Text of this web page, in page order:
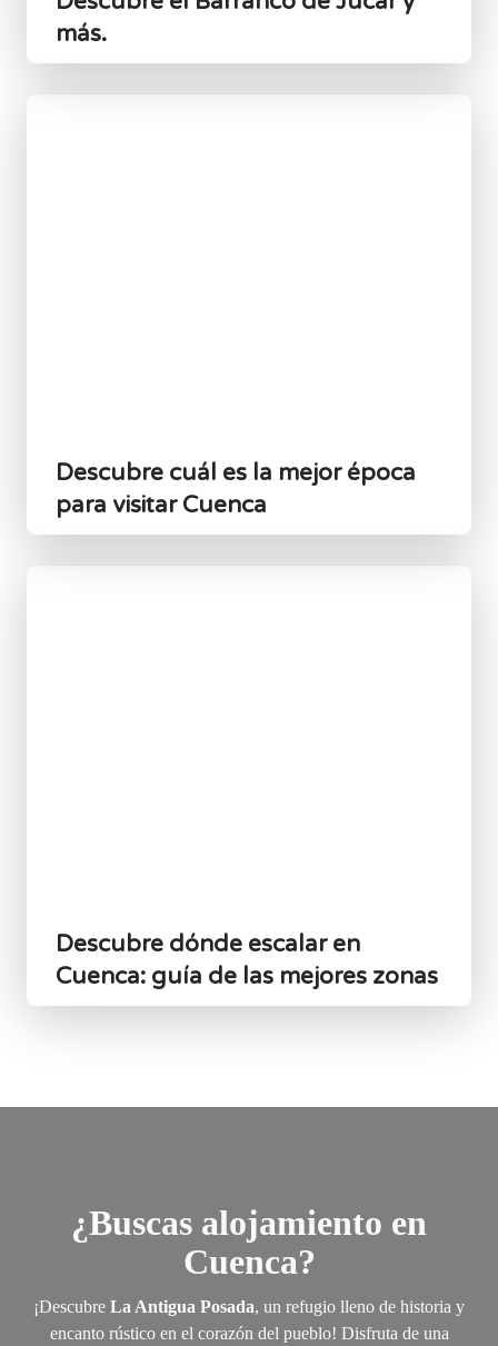
más.
Descubre cuál es la mejor época
para visitar Cuenca
Descubre dónde escalar en
Cuenca: guía de las mejores zonas
¿Buscas alojamiento en
Cuenca?
¡Descubre La Antigua Posada, un refugio lleno de historia y
encanto rústico en el corazón del pueblo! Disfruta de una